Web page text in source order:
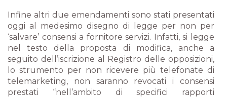
Infine altri due emendamenti sono stati presentati
oggi al medesimo disegno di legge per non per
‘salvare’ consensi a fornitore servizi. Infatti, si legge
nel testo della proposta di modifica, anche a
seguito dell’iscrizione al Registro delle opposizioni,
lo strumento per non ricevere più telefonate di
telemarketing, non saranno revocati i consensi
prestati “nell’ambito di specifici rapporti